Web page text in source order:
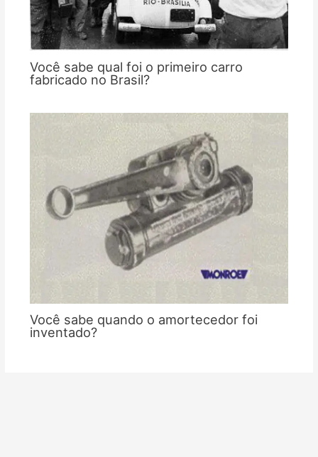
Você sabe qual foi o primeiro carro
fabricado no Brasil?
Você sabe quando o amortecedor foi
inventado?